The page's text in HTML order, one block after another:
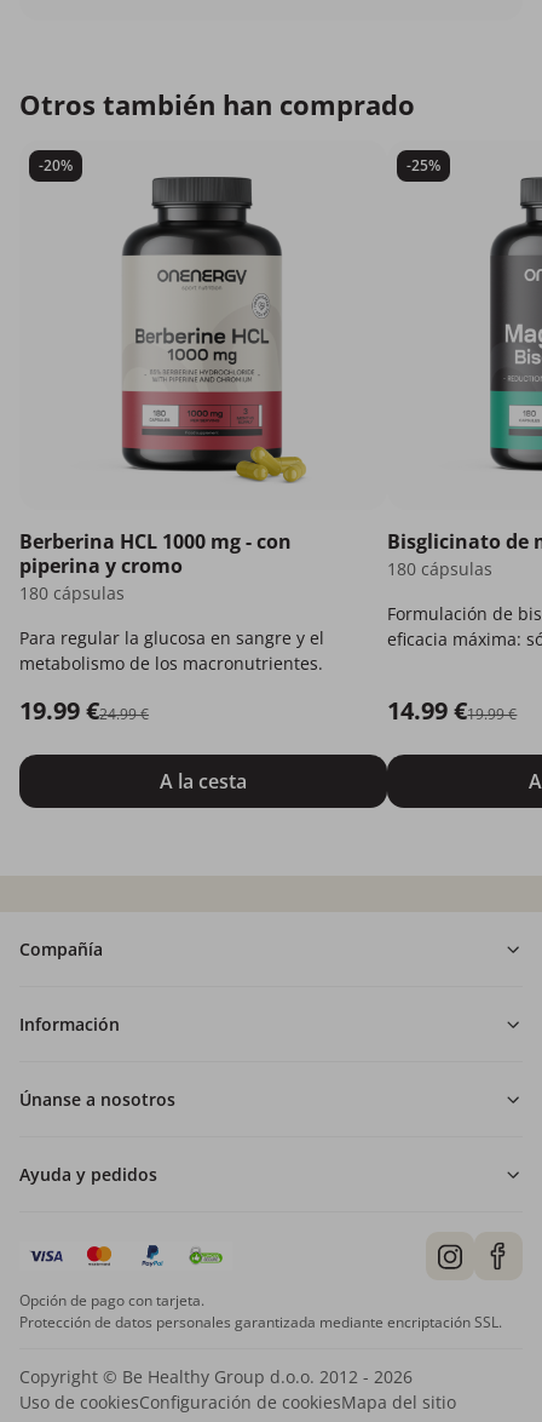
Otros también han comprado
-20%
Berberina HCL 1000 mg - con
piperina y cromo
180 cápsulas
Para regular la glucosa en sangre y el
metabolismo de los macronutrientes.
19.99 €24.99 €
A la cesta
-25%
Bisglicinato de
180 cápsulas
Formulación de
eficacia máxima:
14.99 €19.99 €
Compañía
Información
Únanse a nosotros
Ayuda y pedidos
Opción de pago con tarjeta.
Protección de datos personales garantizada mediante encriptación SSL.
Copyright © Be Healthy Group d.o.o. 2012 - 2026
Uso de cookiesConfiguración de cookiesMapa del sitio